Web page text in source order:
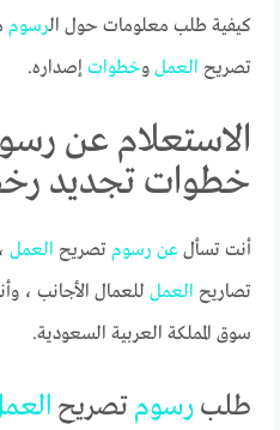
كيفية طلب معلومات حول الرسوم
تصريح العمل وخطوات إصداره.
الاستعلام عن
خطوات تجديد
أنت تسألعن رسوم تصريح العمل
تصاريح العمل للعمال الأجانب ،
سوق المملكة العربية السعودية.
طلبرسومتصريح